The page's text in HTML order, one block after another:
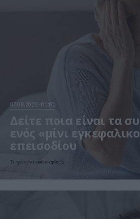
07.08.2026 06:06
Δείτε ποια είναι τα
ενός «μίνι
επεισοδίου
Τι πρέπει να κάνετε αμέσως